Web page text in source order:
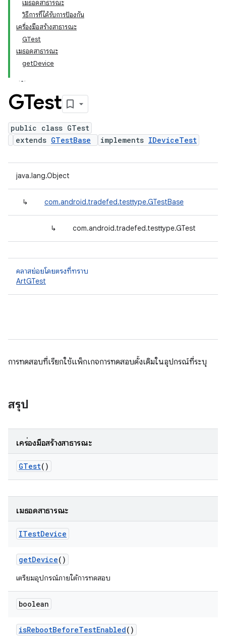
เมธอดสาธารณะ
วิธีการที่ได้รับการป้องกัน
เครื่องมือสร้างสาธารณะ
GTest
เมธอดสาธารณะ
getDevice
GTest
public class GTest
extends GTestBase implements IDeviceTest
java.lang.Object
↳ com.android.tradefed.testtype.GTestBase
↳ com.android.tradefed.testtype.GTest
คลาสย่อยโดยตรงที่ทราบ
ArtGTest
การทดสอบที่เรียกใช้แพ็กเกจการทดสอบดั้งเดิมในอุปกรณ์ที่ระบุ
สรุป
เครื่องมือสร้างสาธารณะ
GTest()
เมธอดสาธารณะ
ITestDevice
getDevice()
เตรียมอุปกรณ์ภายใต้การทดสอบ
boolean
isRebootBeforeTestEnabled()